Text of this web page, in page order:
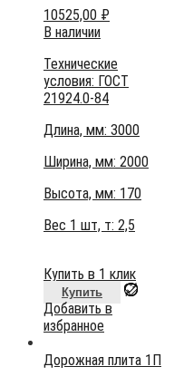
10525,00 ₽
В наличии
Технические
условия: ГОСТ
21924.0-84
Длина, мм: 3000
Ширина, мм: 2000
Высота, мм: 170
Вес 1 шт, т: 2,5
Купить в 1 клик
Купить
Добавить в
избранное
Дорожная плита 1П